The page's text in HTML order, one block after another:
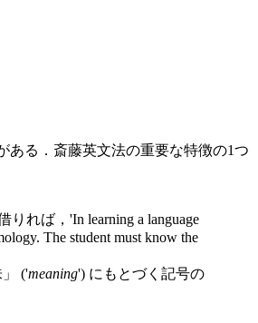
ある．斎藤英文法の重要な特徴の1つ
れば，'In learning a language
The student must know the
('meaning') にもとづく記号の